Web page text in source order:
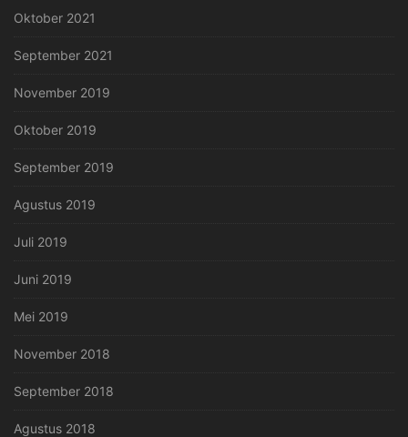
Oktober 2021
September 2021
November 2019
Oktober 2019
September 2019
Agustus 2019
Juli 2019
Juni 2019
Mei 2019
November 2018
September 2018
Agustus 2018